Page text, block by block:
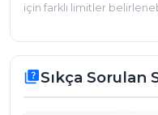
için farklı limitler
quizSıkça Sorulan